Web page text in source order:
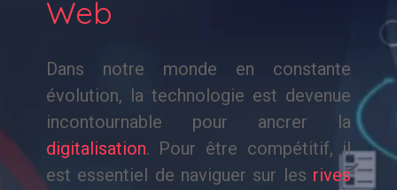
Web
Dans notre monde en constante
évolution, la technologie est devenue
incontournable pour ancrer la
digitalisation. Pour être compétitif, il
est essentiel de naviguer sur les rives